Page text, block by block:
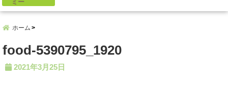
ミー
ホーム
food-5390795_1920
2021年3月25日